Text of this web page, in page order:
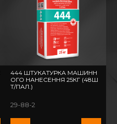
444 ШТУКАТУРКА МАШИНН
ОГО НАНЕСЕННЯ 25КГ (48Ш
Т/ПАЛ.)
29-88-2